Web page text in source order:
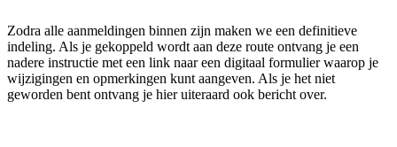
Zodra alle aanmeldingen binnen zijn maken we een definitieve
indeling. Als je gekoppeld wordt aan deze route ontvang je een
nadere instructie met een link naar een digitaal formulier waarop je
wijzigingen en opmerkingen kunt aangeven. Als je het niet
geworden bent ontvang je hier uiteraard ook bericht over.